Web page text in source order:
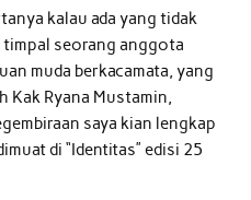
kalau ada yang tidak
timpal seorang anggota
muda berkacamata, yang
Kak Ryana Mustamin,
saya kian lengkap
di “Identitas” edisi 25